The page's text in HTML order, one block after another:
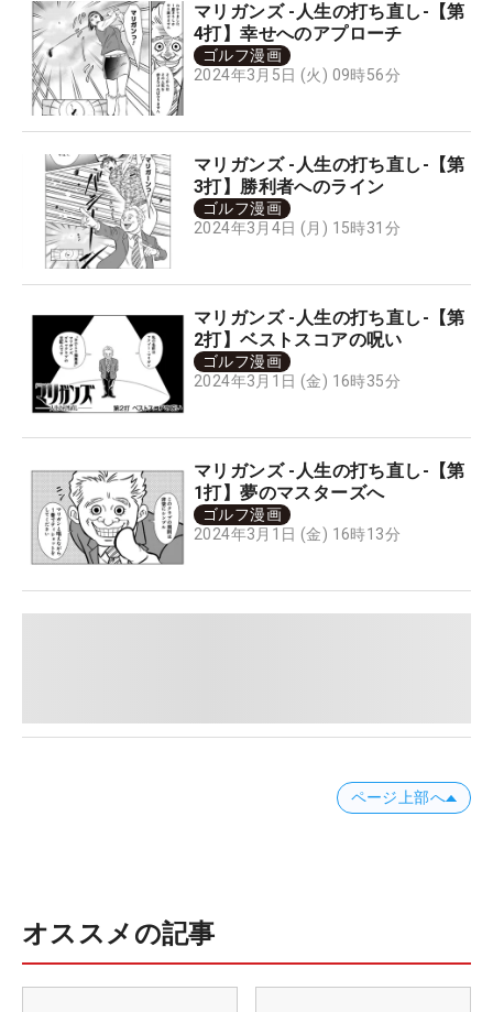
マリガンズ -人生の打ち直し-【第
4打】幸せへのアプローチ
ゴルフ漫画
2024年3月5日 (火) 09時56分
マリガンズ -人生の打ち直し-【第
3打】勝利者へのライン
ゴルフ漫画
2024年3月4日 (月) 15時31分
マリガンズ -人生の打ち直し-【第
2打】ベストスコアの呪い
ゴルフ漫画
2024年3月1日 (金) 16時35分
マリガンズ -人生の打ち直し-【第
1打】夢のマスターズへ
ゴルフ漫画
2024年3月1日 (金) 16時13分
ページ上部へ
オススメの記事